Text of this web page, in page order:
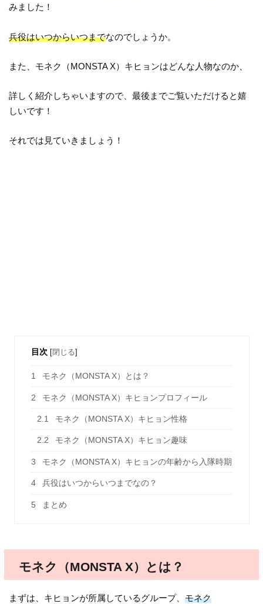
みました！
兵役はいつからいつまでなのでしょうか。
また、モネク（MONSTA X）キヒョンはどんな人物なのか、
詳しく紹介しちゃいますので、最後までご覧いただけると嬉
しいです！
それでは見ていきましょう！
目次 [閉じる]
1 モネク（MONSTA X）とは？
2 モネク（MONSTA X）キヒョンプロフィール
2.1 モネク（MONSTA X）キヒョン性格
2.2 モネク（MONSTA X）キヒョン趣味
3 モネク（MONSTA X）キヒョンの年齢から入隊時期
4 兵役はいつからいつまでなの？
5 まとめ
モネク（MONSTA X）とは？
まずは、キヒョンが所属しているグループ、モネク